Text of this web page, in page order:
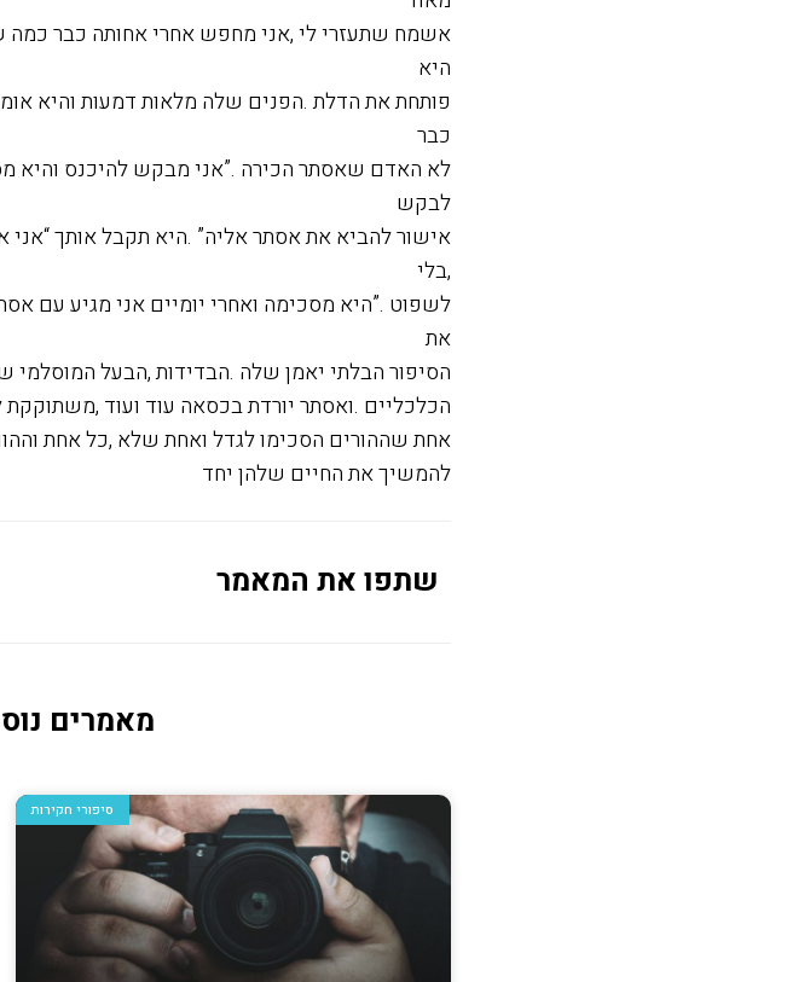
אשמח שתעזרי לי ,אני מחפש אחרי אחותה כבר כמה
היא
פותחת את הדלת .הפנים שלה מלאות דמעות והיא
כבר
לא האדם שאסתר הכירה .”אני מבקש להיכנס והיא
לבקש
אישור להביא את אסתר אליה” .היא תקבל אותך
,בלי
לשפוט .”היא מסכימה ואחרי יומיים אני מגיע עם
את
הסיפור הבלתי יאמן שלה .הבדידות ,הבעל
הכלכליים .ואסתר יורדת בכסאה עוד ועוד
אחת שההורים הסכימו לגדל ואחת שלא ,כל אחת
להמשיך את החיים שלהן יחד
שתפו את המאמר
מאמרים
סיפורי חקירות